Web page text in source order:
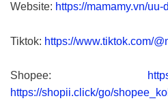
Website: https://mamamy.vn/uu-
Tiktok: https://www.tiktok.com/
Shopee:
https://shopii.click/go/